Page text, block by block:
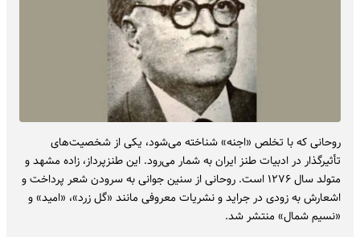
روحانی که با تخلص «اجنه» شناخته می‌شود، یکی از شخصیت‌های
تأثیرگذار در ادبیات طنز ایران به شمار می‌رود. این طنزپرداز، زاده مشهد و
متولد سال ۱۲۷۶ است. روحانی از سنین جوانی به سرودن شعر پرداخت و
اشعارش به زودی در جراید و نشریات معروفی مانند «گل زرد»، «امید» و
«نسیم شمال» منتشر شد.